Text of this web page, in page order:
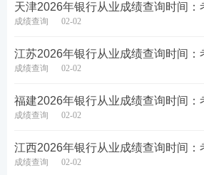
天津​2026年银行从业成绩查询时间
成绩查询 02-02
江苏​2026年银行从业成绩查询时间
成绩查询 02-02
福建​2026年银行从业成绩查询时间
成绩查询 02-02
江西​2026年银行从业成绩查询时间
成绩查询 02-02